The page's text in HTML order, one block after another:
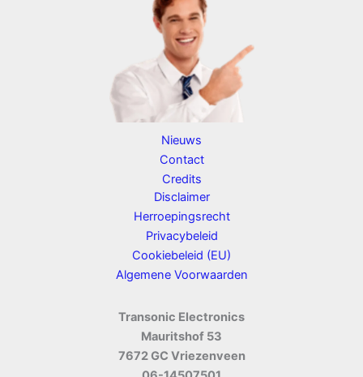
Nieuws
Contact
Credits
Disclaimer
Herroepingsrecht
Privacybeleid
Cookiebeleid (EU)
Algemene Voorwaarden
Transonic Electronics
Mauritshof 53
7672 GC Vriezenveen